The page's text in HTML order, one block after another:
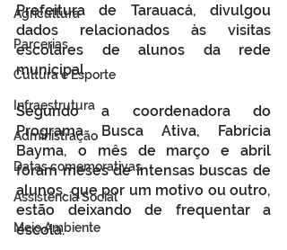
Agricultura
Parcerias
Cultura e Esporte
Infraestrutura
Administração
Datas comemorativas
Assistência Social
Meio Ambiente
Prefeitura de Tarauacá, divulgou
dados relacionados às visitas
escolares de alunos da rede
municipal.
Segundo a coordenadora do
Programa Busca Ativa, Fabrícia
Bayma, o mês de março e abril
foram meses de intensas buscas de
alunos, que por um motivo ou outro,
estão deixando de frequentar a
escola.